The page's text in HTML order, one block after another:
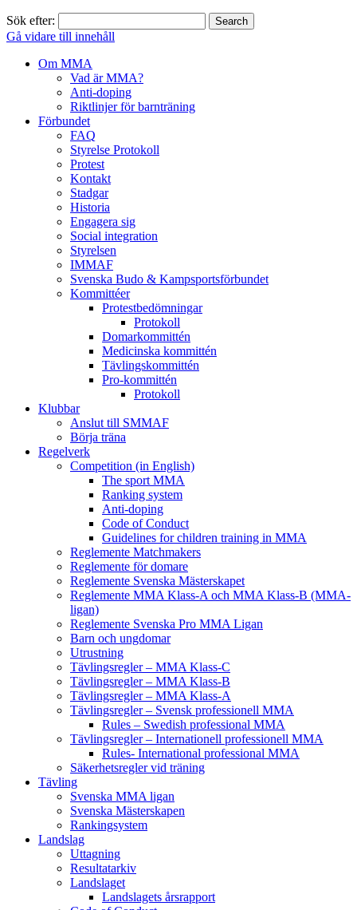
Sök efter:
Gå vidare till innehåll
Om MMA
Vad är MMA?
Anti-doping
Riktlinjer för barnträning
Förbundet
FAQ
Styrelse Protokoll
Protest
Kontakt
Stadgar
Historia
Engagera sig
Social integration
Styrelsen
IMMAF
Svenska Budo & Kampsportsförbundet
Kommittéer
Protestbedömningar
Protokoll
Domarkommittén
Medicinska kommittén
Tävlingskommittén
Pro-kommittén
Protokoll
Klubbar
Anslut till SMMAF
Börja träna
Regelverk
Competition (in English)
The sport MMA
Ranking system
Anti-doping
Code of Conduct
Guidelines for children training in MMA
Reglemente Matchmakers
Reglemente för domare
Reglemente Svenska Mästerskapet
Reglemente MMA Klass-A och MMA Klass-B (MMA-
ligan)
Reglemente Svenska Pro MMA Ligan
Barn och ungdomar
Utrustning
Tävlingsregler – MMA Klass-C
Tävlingsregler – MMA Klass-B
Tävlingsregler – MMA Klass-A
Tävlingsregler – Svensk professionell MMA
Rules – Swedish professional MMA
Tävlingsregler – Internationell professionell MMA
Rules- International professional MMA
Säkerhetsregler vid träning
Tävling
Svenska MMA ligan
Svenska Mästerskapen
Rankingsystem
Landslag
Uttagning
Resultatarkiv
Landslaget
Landslagets årsrapport